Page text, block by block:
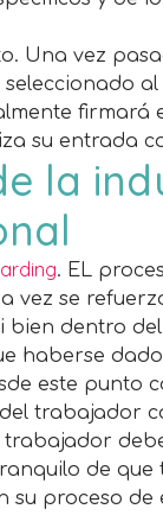
Una vez
firmará
su entrada
la
. EL
vez se
bien dentro
haberse
este punto
trabajador
trabajador
de que
su proceso de